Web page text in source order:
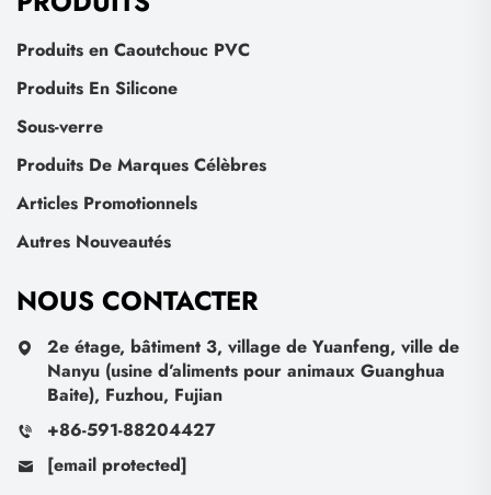
Produits en Caoutchouc PVC
Produits En Silicone
Sous-verre
Produits De Marques Célèbres
Articles Promotionnels
Autres Nouveautés
NOUS CONTACTER
2e étage, bâtiment 3, village de Yuanfeng, ville de
Nanyu (usine d’aliments pour animaux Guanghua
Baite), Fuzhou, Fujian
+86-591-88204427
[email protected]